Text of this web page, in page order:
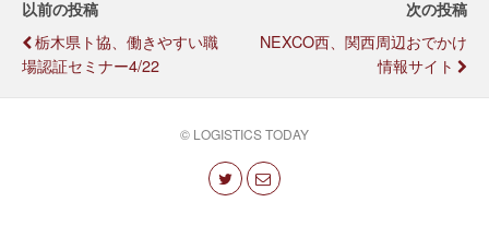
以前の投稿
栃木県ト協、働きやすい職
場認証セミナー4/22
次の投稿
NEXCO西、関西周辺おでかけ
情報サイト
© LOGISTICS TODAY